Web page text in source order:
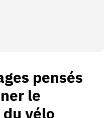
pensés
le
vélo